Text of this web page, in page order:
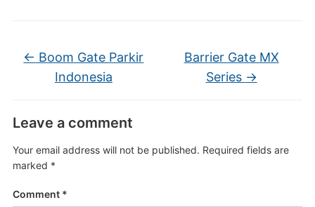
← Boom Gate Parkir
Indonesia
Barrier Gate MX
Series →
Leave a comment
Your email address will not be published. Required fields are
marked *
Comment *